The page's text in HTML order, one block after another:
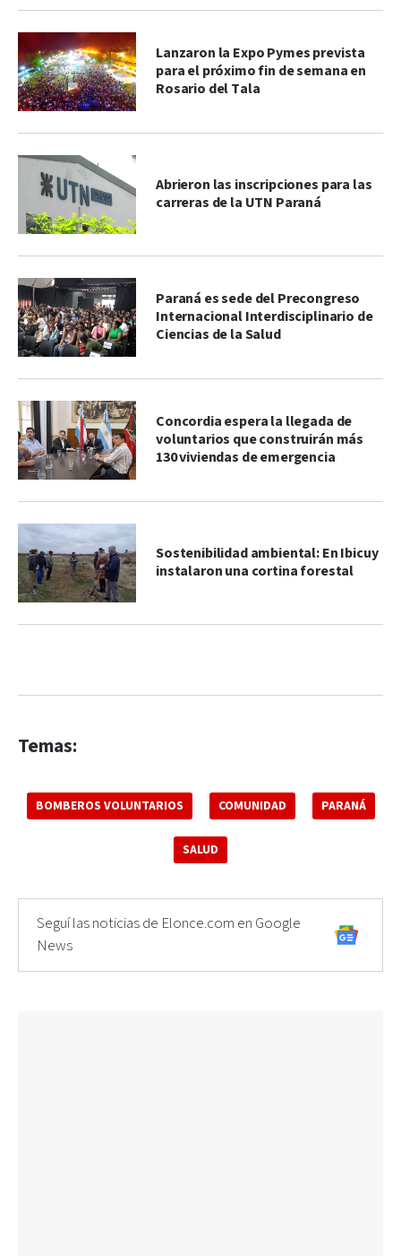
Lanzaron la Expo Pymes prevista
para el próximo fin de semana en
Rosario del Tala
Abrieron las inscripciones para las
carreras de la UTN Paraná
Paraná es sede del Precongreso
Internacional Interdisciplinario de
Ciencias de la Salud
Concordia espera la llegada de
voluntarios que construirán más
130 viviendas de emergencia
Sostenibilidad ambiental: En Ibicuy
instalaron una cortina forestal
Temas:
BOMBEROS VOLUNTARIOS COMUNIDAD PARANÁ
SALUD
Seguí las noticias de Elonce.com en Google
News